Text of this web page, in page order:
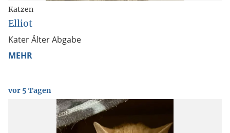
Katzen
Elliot
Kater Älter Abgabe
MEHR
vor 5 Tagen